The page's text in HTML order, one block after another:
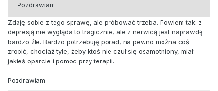
Pozdrawiam
Zdaję sobie z tego sprawę, ale próbować trzeba. Powiem tak: z
depresją nie wygląda to tragicznie, ale z nerwicą jest naprawdę
bardzo źle. Bardzo potrzebuję porad, na pewno można coś
zrobić, chociaż tyle, żeby ktoś nie czuł się osamotniony, miał
jakieś oparcie i pomoc przy terapii.
Pozdrawiam